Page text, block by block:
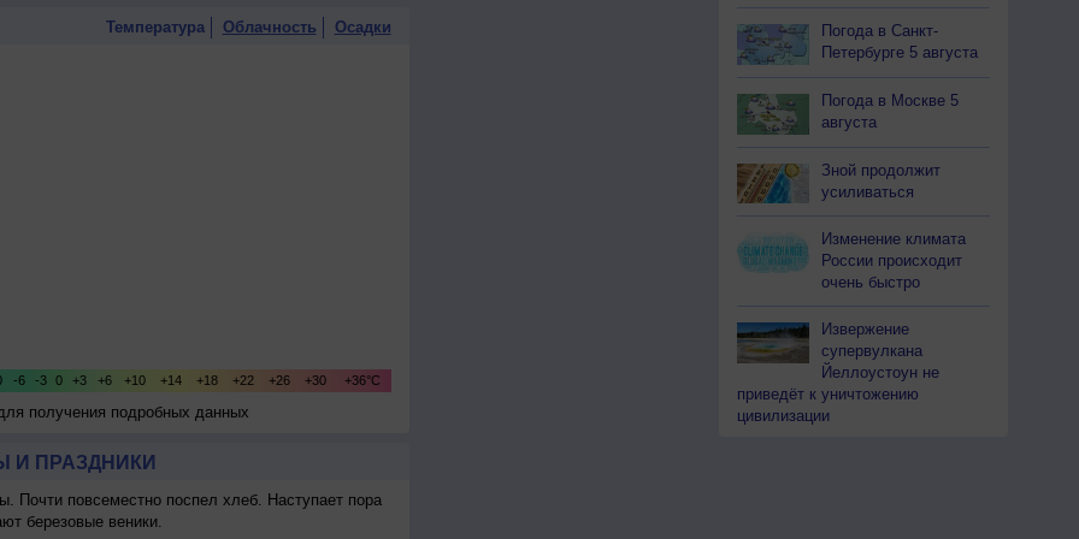
Температура Облачность Осадки
получения подробных данных
И ПРАЗДНИКИ
Почти повсеместно поспел хлеб. Наступает пора
березовые веники.
Погода в Санкт-
Петербурге 5 августа
Погода в Москве 5
августа
Зной продолжит
усиливаться
Изменение климата
России происходит
очень быстро
Извержение
супервулкана
Йеллоустоун не
приведёт к уничтожению
цивилизации